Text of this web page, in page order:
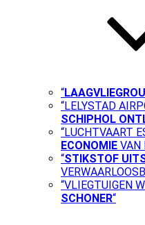
“
“LELYSTAD
SCHIPHOL
“LUCHTVAART
ECONOMIE VAN
“STIKSTOF
“VLIEGTUIGEN
SCHONER“